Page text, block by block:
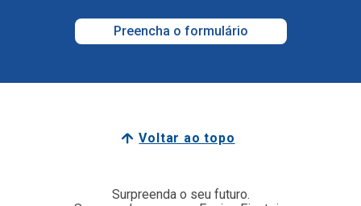
Preencha o formulário
Voltar ao topo
Surpreenda o seu futuro.